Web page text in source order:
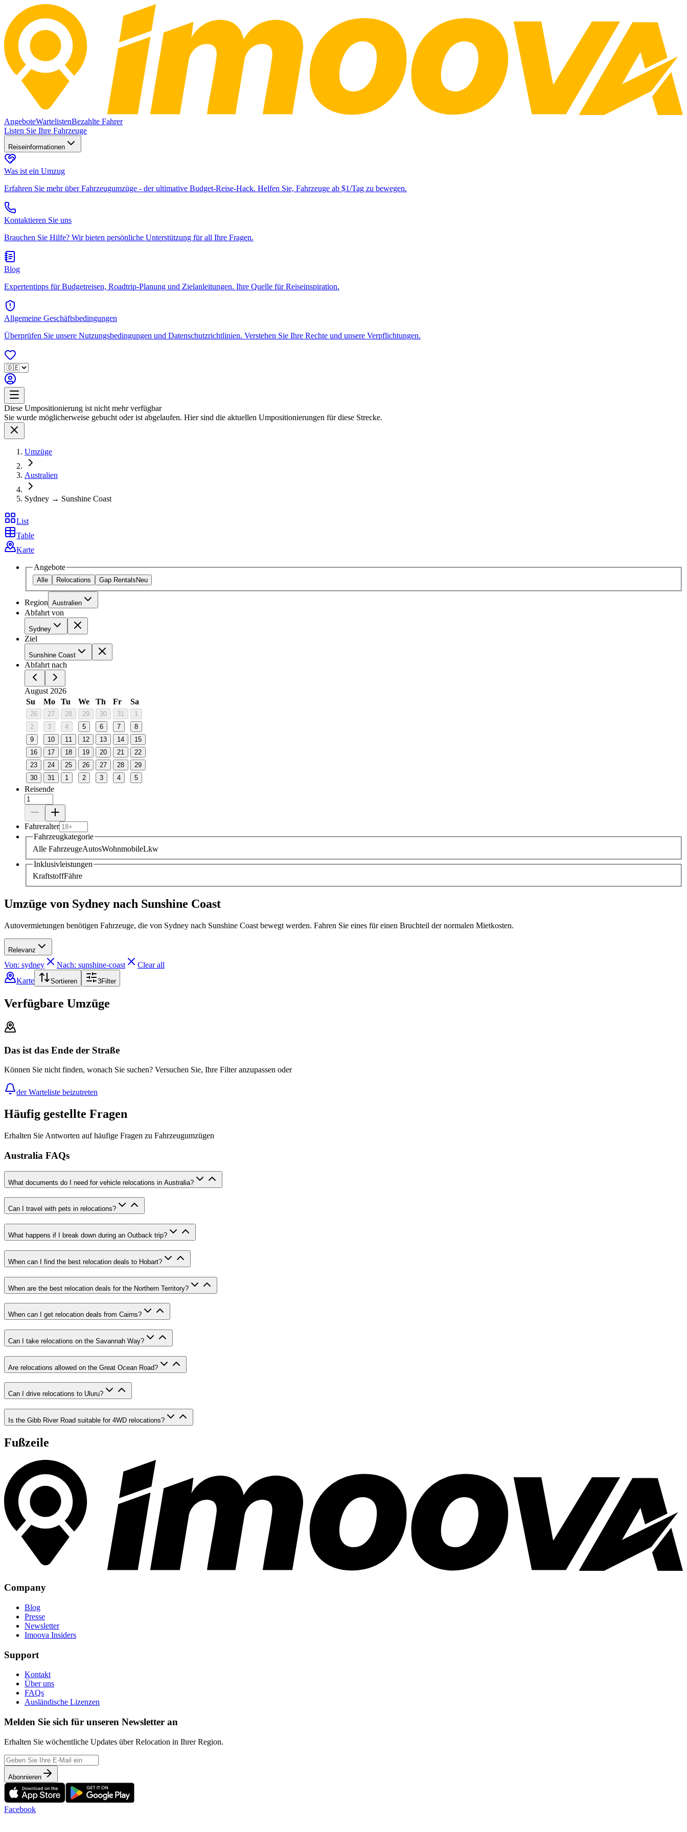
AngeboteWartelistenBezahlte Fahrer
Listen Sie Ihre Fahrzeuge
Reiseinformationen
Was ist ein Umzug
Erfahren Sie mehr über Fahrzeugumzüge - der ultimative Budget-Reise-Hack. Helfen Sie, Fahrzeuge ab $1/Tag zu bewegen.
Kontaktieren Sie uns
Brauchen Sie Hilfe? Wir bieten persönliche Unterstützung für all Ihre Fragen.
Blog
Expertentipps für Budgetreisen, Roadtrip-Planung und Zielanleitungen. Ihre Quelle für Reiseinspiration.
Allgemeine Geschäftsbedingungen
Überprüfen Sie unsere Nutzungsbedingungen und Datenschutzrichtlinien. Verstehen Sie Ihre Rechte und unsere Verpflichtungen.
Diese Umpositionierung ist nicht mehr verfügbar
Sie wurde möglicherweise gebucht oder ist abgelaufen. Hier sind die aktuellen Umpositionierungen für diese Strecke.
Umzüge
Australien
Sydney → Sunshine Coast
List
Table
Karte
Angebote
Alle Relocations Gap Rentals Neu
Region Australien
Abfahrt von
Sydney
Ziel
Sunshine Coast
Abfahrt nach
August 2026
Su
Mo Tu We Th Fr Sa
26 27 28 29 30 31
1
2
3 4 5 6 7
8
9
10 11 12 13 14
15
16
17 18 19 20 21
22
23
24 25 26 27 28
29
30
31 1 2 3 4 5
Reisende
Fahreralter
Fahrzeugkategorie
Alle FahrzeugeAutosWohnmobileLkw
Inklusivleistungen
KraftstoffFähre
Umzüge von Sydney nach Sunshine Coast
Autovermietungen benötigen Fahrzeuge, die von Sydney nach Sunshine Coast bewegt werden. Fahren Sie eines für einen Bruchteil der normalen Mietkosten.
Relevanz
Von: sydney Nach: sunshine-coast
Clear all
Karte
Sortieren 3Filter
Verfügbare Umzüge
Das ist das Ende der Straße
Können Sie nicht finden, wonach Sie suchen? Versuchen Sie, Ihre Filter anzupassen oder
der Warteliste beizutreten
Häufig gestellte Fragen
Erhalten Sie Antworten auf häufige Fragen zu Fahrzeugumzügen
Australia FAQs
What documents do I need for vehicle relocations in Australia?
Can I travel with pets in relocations?
What happens if I break down during an Outback trip?
When can I find the best relocation deals to Hobart?
When are the best relocation deals for the Northern Territory?
When can I get relocation deals from Cairns?
Can I take relocations on the Savannah Way?
Are relocations allowed on the Great Ocean Road?
Can I drive relocations to Uluru?
Is the Gibb River Road suitable for 4WD relocations?
Fußzeile
Company
Blog
Presse
Newsletter
Imoova Insiders
Support
Kontakt
Über uns
FAQs
Ausländische Lizenzen
Melden Sie sich für unseren Newsletter an
Erhalten Sie wöchentliche Updates über Relocation in Ihrer Region.
Abonnieren
Facebook